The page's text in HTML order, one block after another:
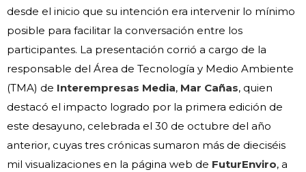
desde el inicio que su intención era intervenir lo mínimo
posible para facilitar la conversación entre los
participantes. La presentación corrió a cargo de la
responsable del Área de Tecnología y Medio Ambiente
(TMA) de Interempresas Media, Mar Cañas, quien
destacó el impacto logrado por la primera edición de
este desayuno, celebrada el 30 de octubre del año
anterior, cuyas tres crónicas sumaron más de dieciséis
mil visualizaciones en la página web de FuturEnviro, a